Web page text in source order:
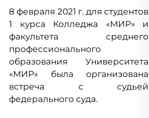
8 февраля 2021 г. для студентов
1 курса Колледжа «МИР» и
факультета среднего
профессионального
образования Университета
«МИР» была организована
встреча с судьей
федерального суда.